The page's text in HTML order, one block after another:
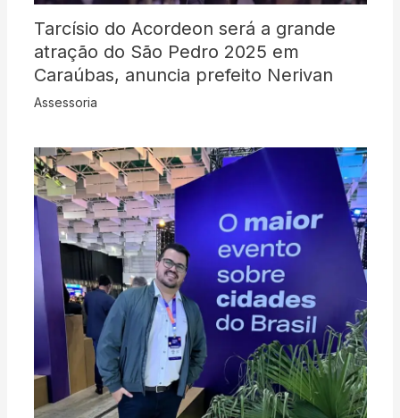
Tarcísio do Acordeon será a grande
atração do São Pedro 2025 em
Caraúbas, anuncia prefeito Nerivan
Assessoria